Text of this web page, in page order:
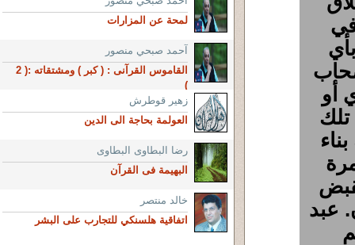
في
أو
تلك
عبد
لمحة عن المزارات
آحمد صبحي منصور
القاموس القرآنى : ( كبر ) ومشتقاته :( 2
)
زهير قوطرش
العولمة بحاجة الى الدين
رضا البطاوى البطاوى
البهيمة فى القرآن
خالد منتصر
اتفاقية هلسنكي للتجارب على البشر